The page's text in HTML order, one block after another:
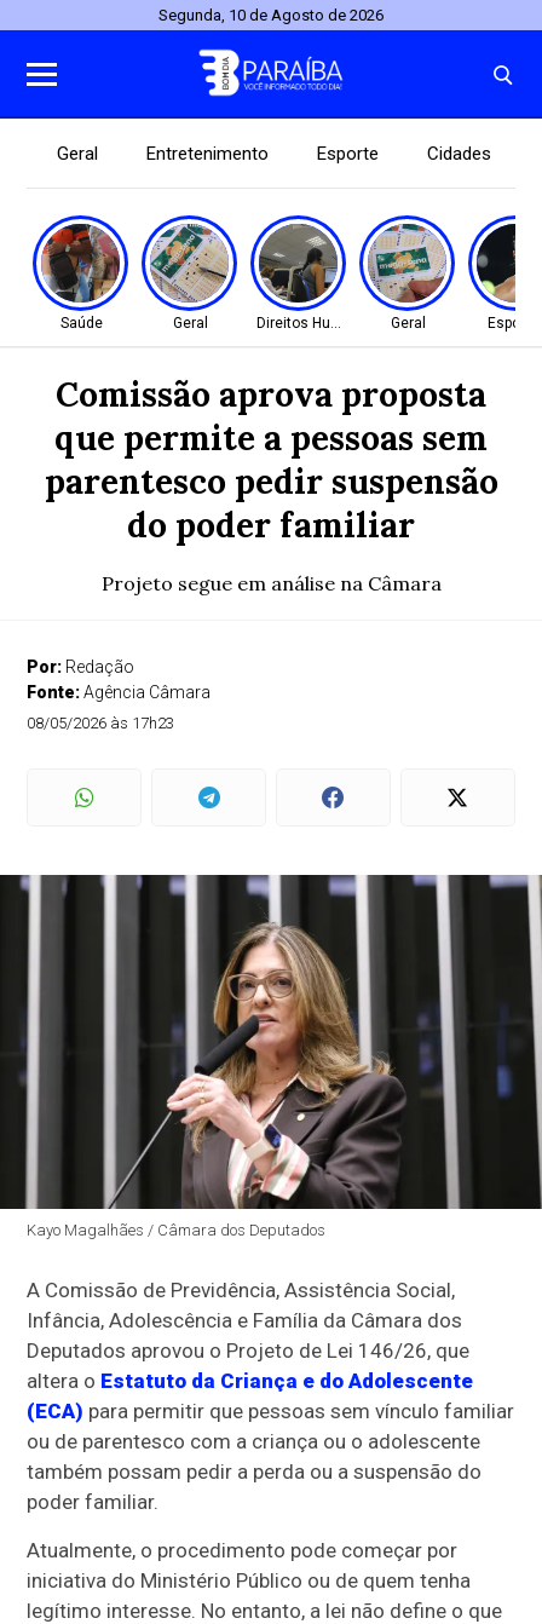
Segunda, 10 de Agosto de 2026
Geral Entretenimento Esporte Cidades
Saúde Geral Direitos Humanos Geral
Comissão aprova proposta
que permite a pessoas sem
parentesco pedir suspensão
do poder familiar
Projeto segue em análise na Câmara
Por: Redação
Fonte:Agência Câmara
08/05/2026 às 17h23
Kayo Magalhães / Câmara dos Deputados
A Comissão de Previdência, Assistência Social,
Infância, Adolescência e Família da Câmara dos
Deputados aprovou o Projeto de Lei 146/26, que
altera o Estatuto da Criança e do Adolescente
(ECA) para permitir que pessoas sem vínculo familiar
ou de parentesco com a criança ou o adolescente
também possam pedir a perda ou a suspensão do
poder familiar.
Atualmente, o procedimento pode começar por
iniciativa do Ministério Público ou de quem tenha
legítimo interesse. No entanto, a lei não define o que